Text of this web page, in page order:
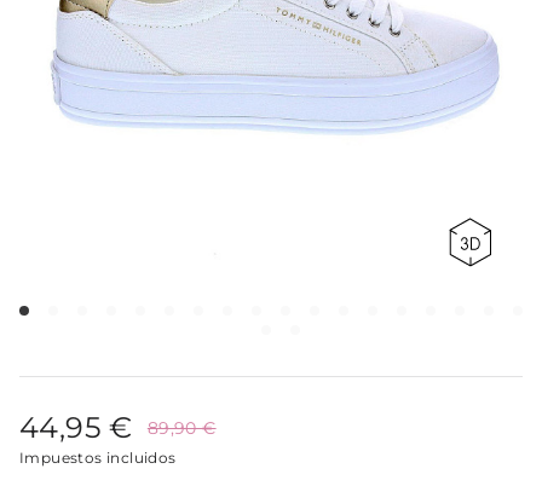
44,95 € 89,90 €
Impuestos incluidos